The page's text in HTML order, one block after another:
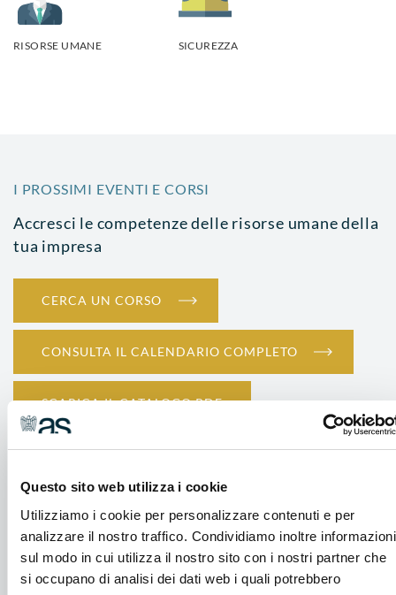
Questo sito web utilizza i cookie
Utilizziamo i cookie per personalizzare contenuti e per
analizzare il nostro traffico. Condividiamo inoltre informazioni
sul modo in cui utilizza il nostro sito con i nostri partner che
si occupano di analisi dei dati web i quali potrebbero
RISORSE UMANE SICUREZZA
I PROSSIMI EVENTI E CORSI
Accresci le competenze delle risorse umane della
tua impresa
CERCA UN CORSO
CONSULTA IL CALENDARIO COMPLETO
SCARICA IL CATALOGO PDF
Lavoratori - Formazione generale